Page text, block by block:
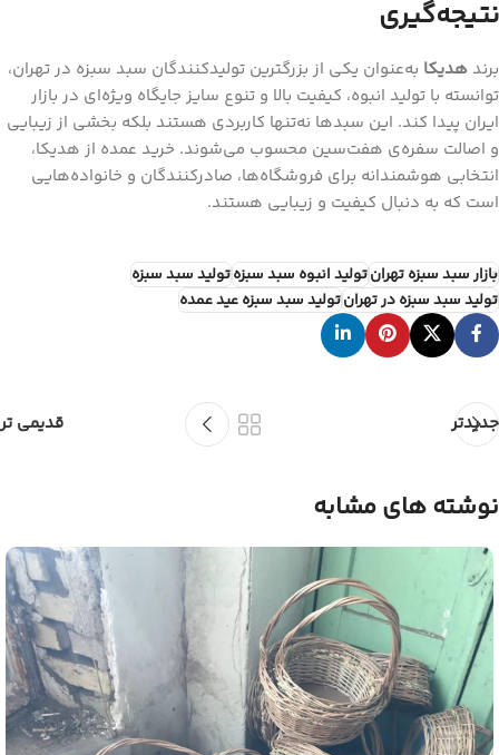
نتیجه‌گیری
برند هدیکا به‌عنوان یکی از بزرگترین تولیدکنندگان سبد سبزه در تهران،
توانسته با تولید انبوه، کیفیت بالا و تنوع سایز جایگاه ویژه‌ای در بازار
ایران پیدا کند. این سبدها نه‌تنها کاربردی هستند بلکه بخشی از زیبایی
و اصالت سفره‌ی هفت‌سین محسوب می‌شوند. خرید عمده از هدیکا،
انتخابی هوشمندانه برای فروشگاه‌ها، صادرکنندگان و خانواده‌هایی
است که به دنبال کیفیت و زیبایی هستند.
بازار سبد سبزه تهرانتولید انبوه سبد سبزهتولید سبد سبزه
تولید سبد سبزه در تهرانتولید سبد سبزه عید عمده
جدیدتر قدیمی تر
نوشته های مشابه